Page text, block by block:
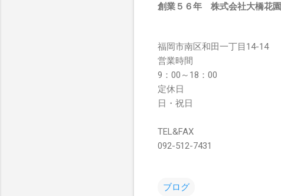
創業５６年 株式会社大橋花園
福岡市南区和田一丁目14-14
営業時間
9：00～18：00
定休日
日・祝日
TEL&FAX
092-512-7431
ブログ